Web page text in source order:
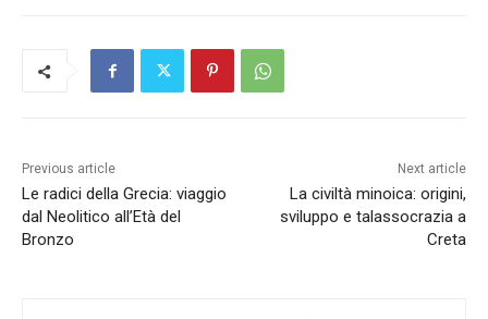
Previous article
Le radici della Grecia: viaggio
dal Neolitico all’Età del
Bronzo
Next article
La civiltà minoica: origini,
sviluppo e talassocrazia a
Creta